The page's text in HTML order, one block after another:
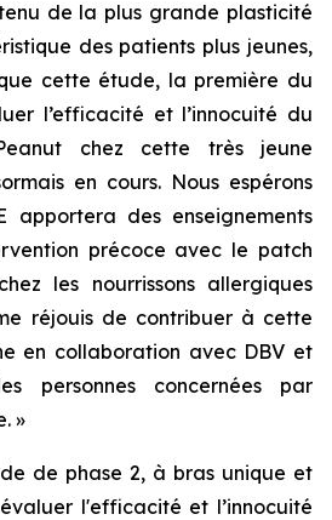
de la plus grande plasticité
des patients plus jeunes,
cette étude, la première du
l’efficacité et l’innocuité du
chez cette très jeune
en cours. Nous espérons
apportera des enseignements
précoce avec le patch
les nourrissons allergiques
réjouis de contribuer à cette
en collaboration avec DBV et
personnes concernées par
»
de phase 2, à bras unique et
l'efficacité et l’innocuité